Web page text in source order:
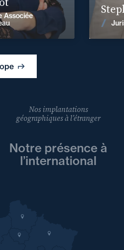
Associée
actualités
Nos implantations
géographiques à l’étranger
Notre présence à
l’international